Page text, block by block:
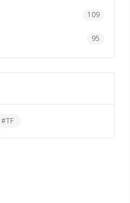
109
95
#TF